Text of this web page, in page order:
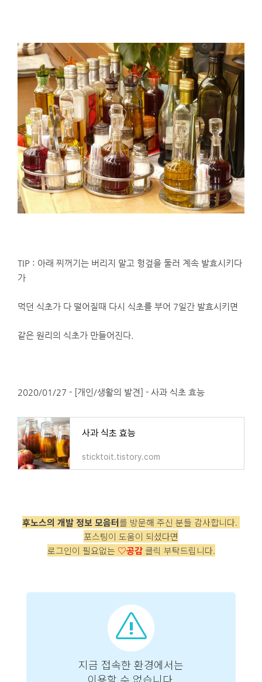
TIP : 아래 찌꺼기는 버리지 말고 헝겊을 둘러 계속 발효시키다
가
먹던 식초가 다 떨어질때 다시 식초를 부어 7일간 발효시키면
같은 원리의 식초가 만들어진다.
2020/01/27 - [개인/생활의 발견] - 사과 식초 효능
사과 식초 효능
sticktoit.tistory.com
후노스의 개발 정보 모음터를 방문해 주신 분들 감사합니다.
포스팅이 도움이 되셨다면
로그인이 필요없는 ♡공감 클릭 부탁드립니다.